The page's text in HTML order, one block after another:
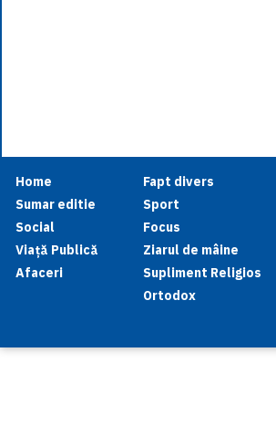
Home
Sumar editie
Social
Viață Publică
Afaceri
Fapt divers
Sport
Focus
Ziarul de mâine
Supliment Religios
Ortodox